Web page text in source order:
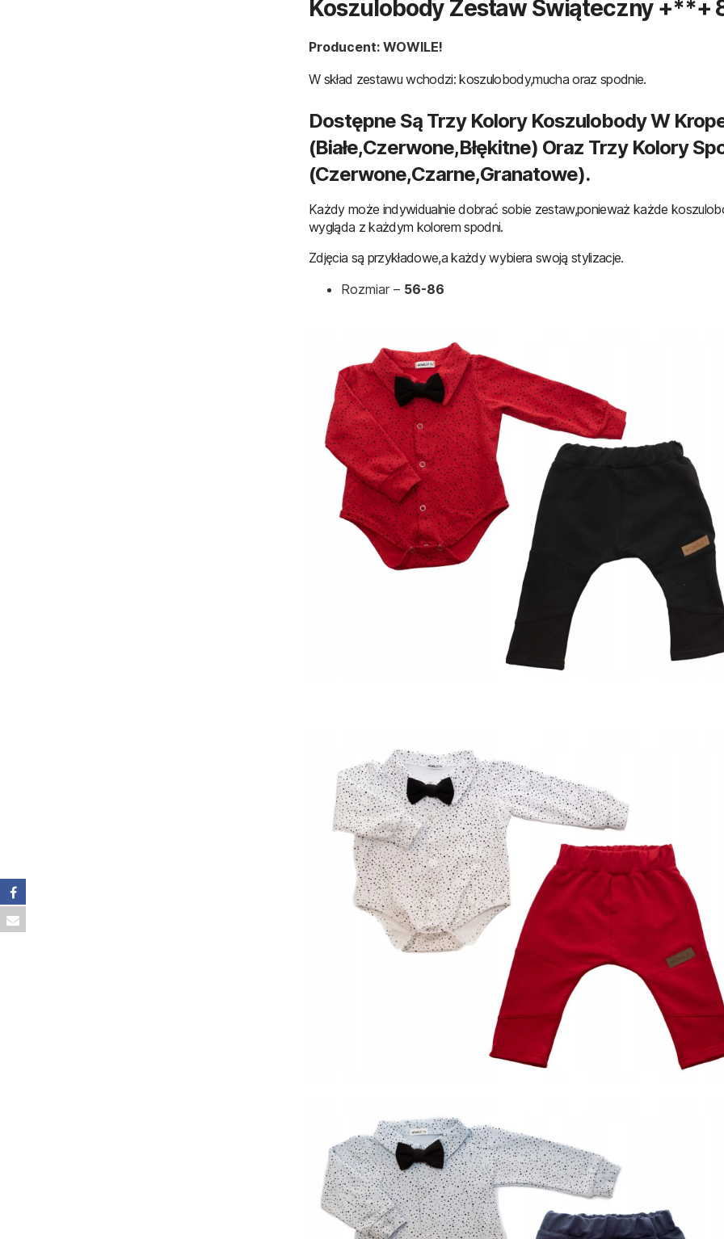
Koszulobody Zestaw Świąteczny +**+
Producent: WOWILE!
W skład zestawu wchodzi: koszulobody,mucha oraz spodnie.
Dostępne Są Trzy Kolory Koszulobody W
(białe,czerwone,błękitne) Oraz Trzy Kolory
(czerwone,czarne,granatowe).
Każdy może indywidualnie dobrać sobie zestaw,ponieważ każde
wygląda z każdym kolorem spodni.
Zdjęcia są przykładowe,a każdy wybiera swoją stylizacje.
Rozmiar – 56-86